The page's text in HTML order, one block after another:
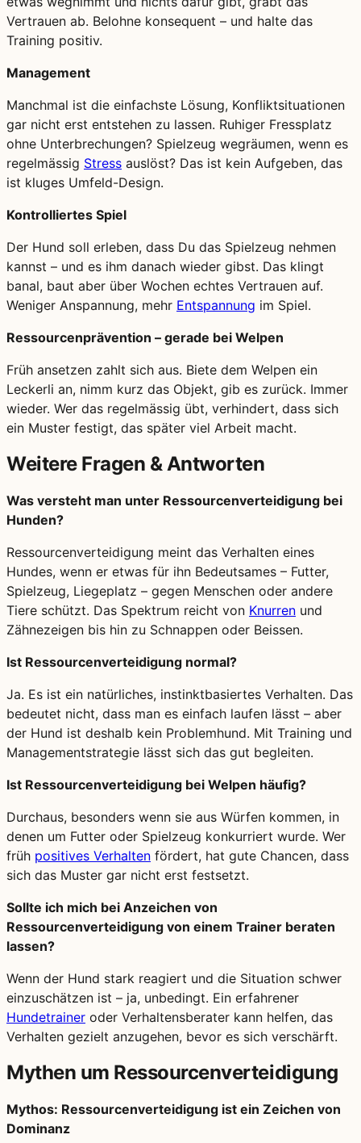
Vertrauen ab. Belohne konsequent – und halte das
Training positiv.
Management
Manchmal ist die einfachste Lösung, Konfliktsituationen
gar nicht erst entstehen zu lassen. Ruhiger Fressplatz
ohne Unterbrechungen? Spielzeug wegräumen, wenn es
regelmässig Stress auslöst? Das ist kein Aufgeben, das
ist kluges Umfeld-Design.
Kontrolliertes Spiel
Der Hund soll erleben, dass Du das Spielzeug nehmen
kannst – und es ihm danach wieder gibst. Das klingt
banal, baut aber über Wochen echtes Vertrauen auf.
Weniger Anspannung, mehr Entspannung im Spiel.
Ressourcenprävention – gerade bei Welpen
Früh ansetzen zahlt sich aus. Biete dem Welpen ein
Leckerli an, nimm kurz das Objekt, gib es zurück. Immer
wieder. Wer das regelmässig übt, verhindert, dass sich
ein Muster festigt, das später viel Arbeit macht.
Weitere Fragen & Antworten
Was versteht man unter Ressourcenverteidigung bei
Hunden?
Ressourcenverteidigung meint das Verhalten eines
Hundes, wenn er etwas für ihn Bedeutsames – Futter,
Spielzeug, Liegeplatz – gegen Menschen oder andere
Tiere schützt. Das Spektrum reicht von Knurren und
Zähnezeigen bis hin zu Schnappen oder Beissen.
Ist Ressourcenverteidigung normal?
Ja. Es ist ein natürliches, instinktbasiertes Verhalten. Das
bedeutet nicht, dass man es einfach laufen lässt – aber
der Hund ist deshalb kein Problemhund. Mit Training und
Managementstrategie lässt sich das gut begleiten.
Ist Ressourcenverteidigung bei Welpen häufig?
Durchaus, besonders wenn sie aus Würfen kommen, in
denen um Futter oder Spielzeug konkurriert wurde. Wer
früh positives Verhalten fördert, hat gute Chancen, dass
sich das Muster gar nicht erst festsetzt.
Sollte ich mich bei Anzeichen von
Ressourcenverteidigung von einem Trainer beraten
lassen?
Wenn der Hund stark reagiert und die Situation schwer
einzuschätzen ist – ja, unbedingt. Ein erfahrener
Hundetrainer oder Verhaltensberater kann helfen, das
Verhalten gezielt anzugehen, bevor es sich verschärft.
Mythen um Ressourcenverteidigung
Mythos: Ressourcenverteidigung ist ein Zeichen von
Dominanz